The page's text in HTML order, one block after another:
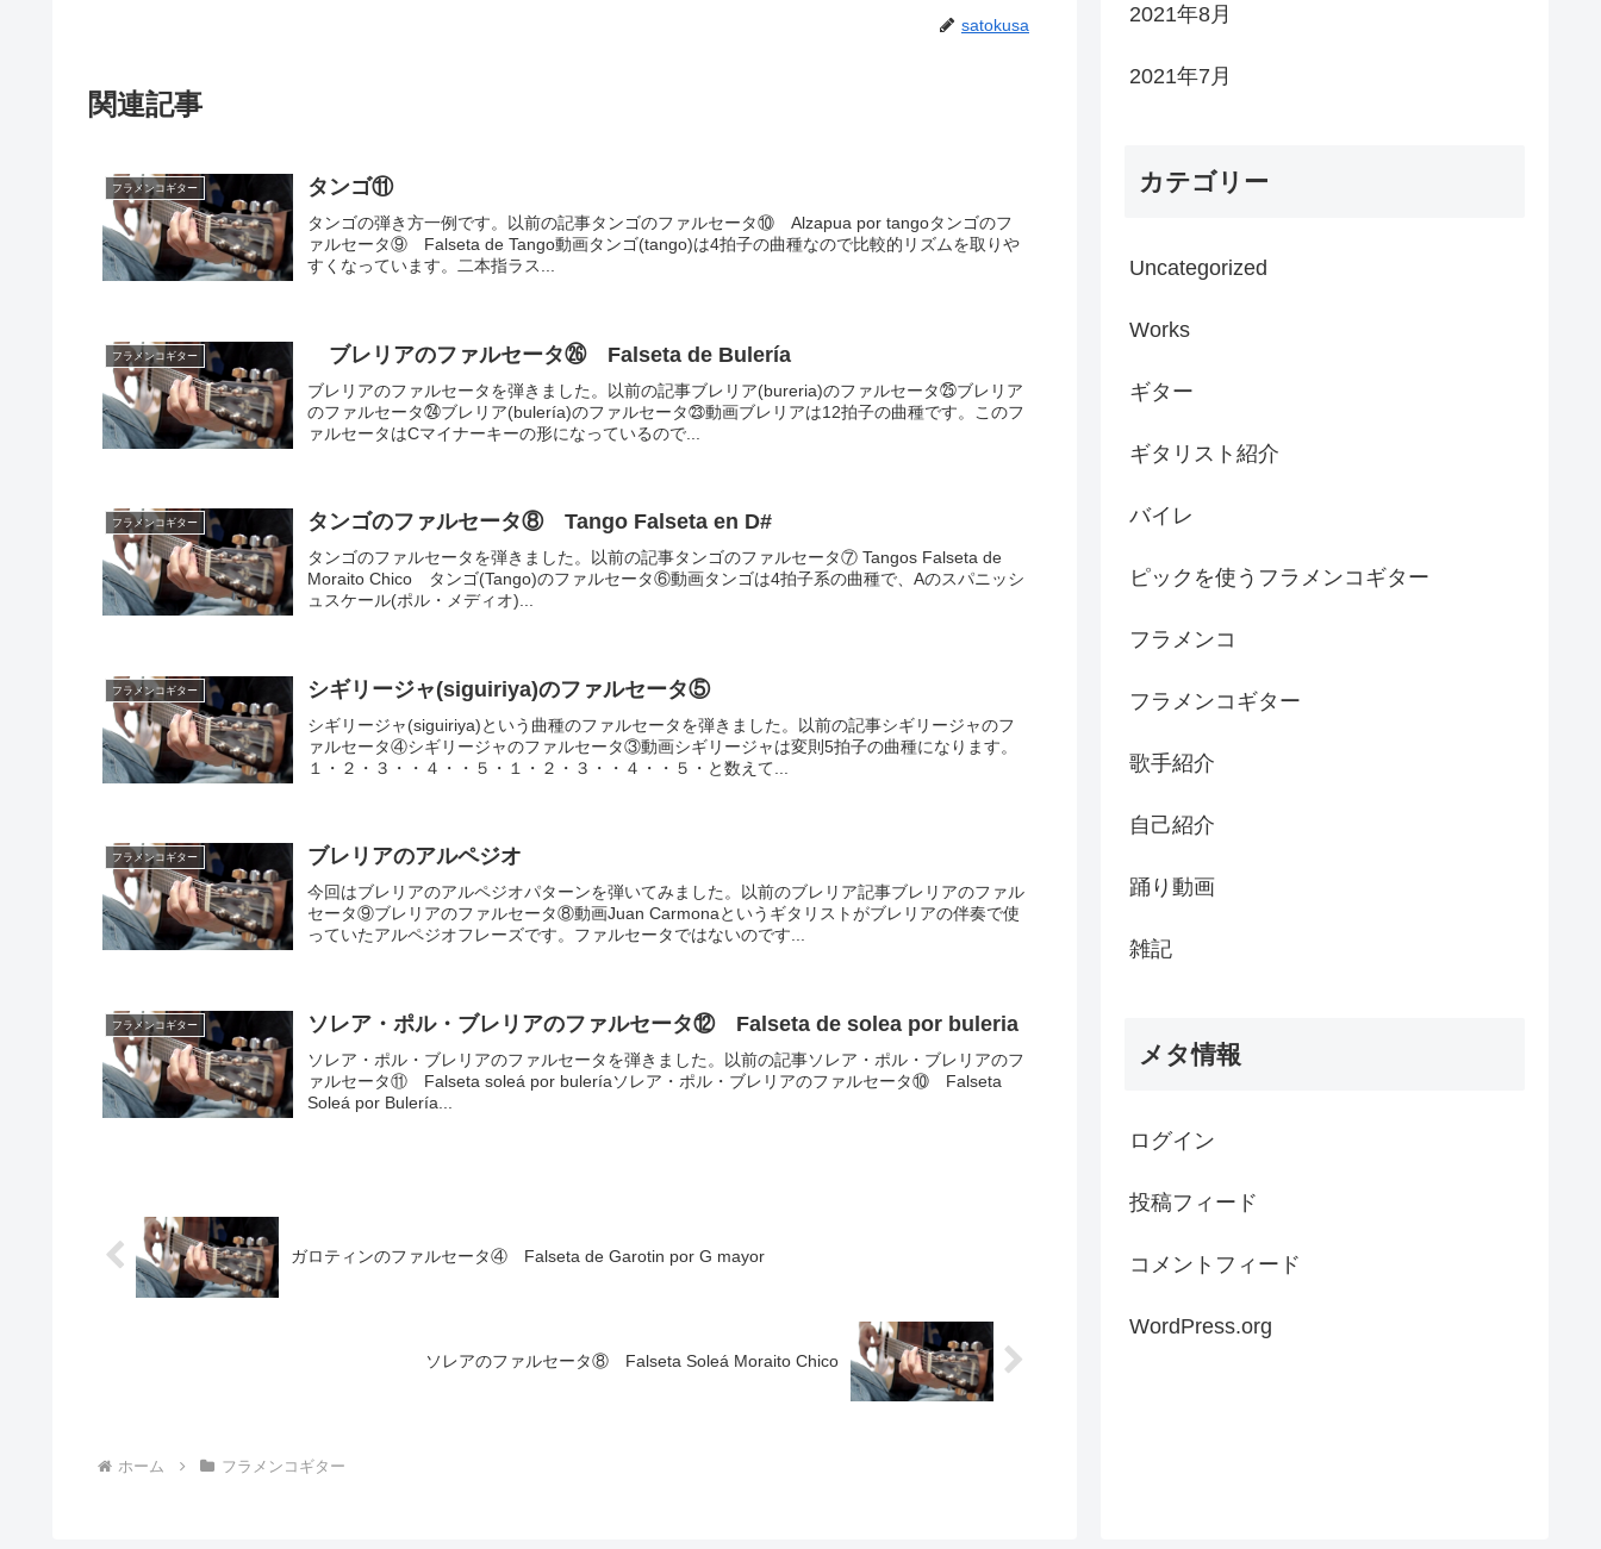
satokusa
関連記事
フラメンコギター タンゴ⑪
タンゴの弾き方一例です。以前の記事タンゴのファルセータ⑩ Alzapua por tangoタンゴのフ
ァルセータ⑨ Falseta de Tango動画タンゴ(tango)は4拍子の曲種なので比較的リズムを取りや
すくなっています。二本指ラス...
フラメンコギター ブレリアのファルセータ㉖ Falseta de Bulería
ブレリアのファルセータを弾きました。以前の記事ブレリア(bureria)のファルセータ㉕ブレリア
のファルセータ㉔ブレリア(bulería)のファルセータ㉓動画ブレリアは12拍子の曲種です。このフ
ァルセータはCマイナーキーの形になっているので...
フラメンコギター タンゴのファルセータ⑧ Tango Falseta en D#
タンゴのファルセータを弾きました。以前の記事タンゴのファルセータ⑦ Tangos Falseta de
Moraito Chico タンゴ(Tango)のファルセータ⑥動画タンゴは4拍子系の曲種で、Aのスパニッシ
ュスケール(ポル・メディオ)...
フラメンコギター シギリージャ(siguiriya)のファルセータ⑤
シギリージャ(siguiriya)という曲種のファルセータを弾きました。以前の記事シギリージャのフ
ァルセータ④シギリージャのファルセータ③動画シギリージャは変則5拍子の曲種になります。
１・２・３・・４・・５・１・２・３・・４・・５・と数えて...
フラメンコギター ブレリアのアルペジオ
今回はブレリアのアルペジオパターンを弾いてみました。以前のブレリア記事ブレリアのファル
セータ⑨ブレリアのファルセータ⑧動画Juan Carmonaというギタリストがブレリアの伴奏で使
っていたアルペジオフレーズです。ファルセータではないのです...
フラメンコギター ソレア・ポル・ブレリアのファルセータ⑫ Falseta de solea por buleria
ソレア・ポル・ブレリアのファルセータを弾きました。以前の記事ソレア・ポル・ブレリアのフ
ァルセータ⑪ Falseta soleá por buleríaソレア・ポル・ブレリアのファルセータ⑩ Falseta
Soleá por Bulería...
ガロティンのファルセータ④ Falseta de Garotin por G mayor
ソレアのファルセータ⑧ Falseta Soleá Moraito Chico
ホーム フラメンコギター
2021年8月
2021年7月
カテゴリー
Uncategorized
Works
ギター
ギタリスト紹介
バイレ
ピックを使うフラメンコギター
フラメンコ
フラメンコギター
歌手紹介
自己紹介
踊り動画
雑記
メタ情報
ログイン
投稿フィード
コメントフィード
WordPress.org